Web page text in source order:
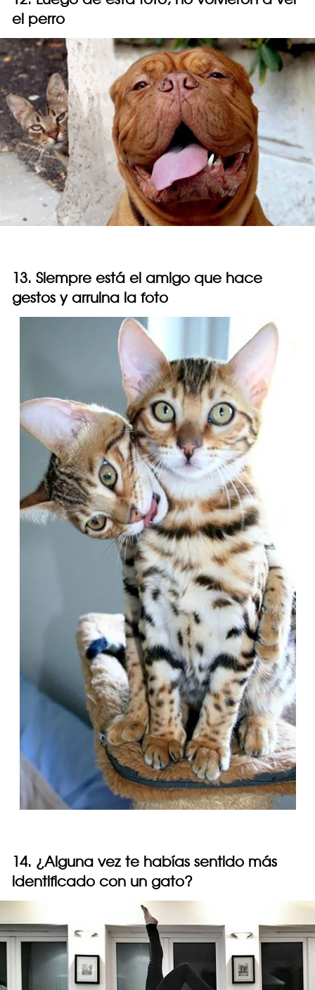
el perro
13. Siempre está el amigo que hace
gestos y arruina la foto
14. ¿Alguna vez te habías sentido más
identificado con un gato?